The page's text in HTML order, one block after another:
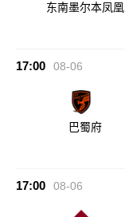
东南墨尔本凤凰
17:00 08-06
巴蜀府
17:00 08-06